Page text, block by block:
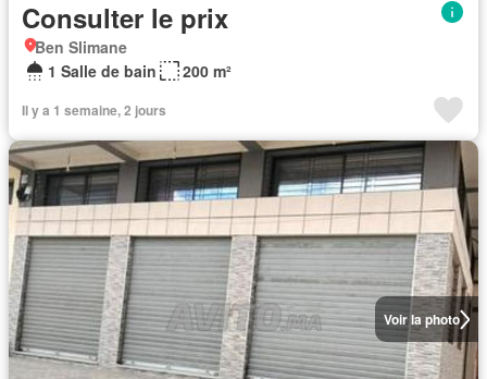
Consulter le prix
Ben Slimane
1 Salle de bain
200 m²
Il y a 1 semaine, 2 jours
Voir la photo